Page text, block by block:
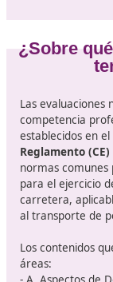
El sector del
tecnologías,
hacia la
certificaciones
urgente. En
competencia
opción
dinámica
Con un
nuevas